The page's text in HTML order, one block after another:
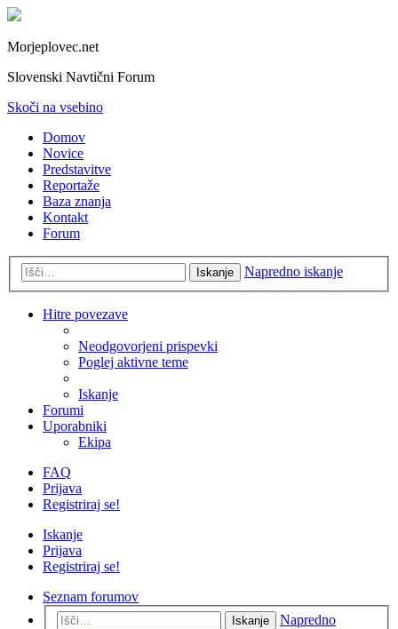
Morjeplovec.net
Slovenski Navtični Forum
Skoči na vsebino
Domov
Novice
Predstavitve
Reportaže
Baza znanja
Kontakt
Forum
Iskanje Napredno iskanje
Hitre povezave
Neodgovorjeni prispevki
Poglej aktivne teme
Iskanje
Forumi
Uporabniki
Ekipa
FAQ
Prijava
Registriraj se!
Iskanje
Prijava
Registriraj se!
Seznam forumov
Iskanje
Napredno